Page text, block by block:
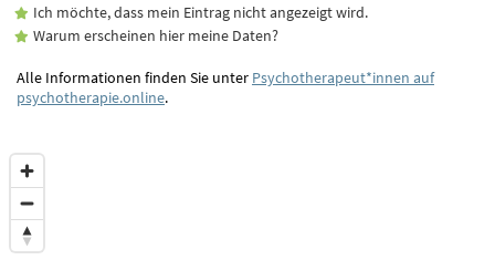
Ich möchte, dass mein Eintrag nicht angezeigt wird.
Warum erscheinen hier meine Daten?
Alle Informationen finden Sie unter Psychotherapeut*innen auf
psychotherapie.online.